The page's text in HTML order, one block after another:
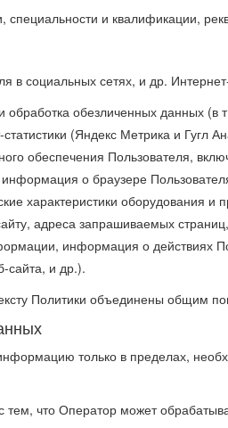
и квалификации,
в социальных сетях, и др.
обезличенных данных (в
(Яндекс Метрика и Гугл
обеспечения Пользователя,
о браузере
характеристики оборудования
адреса запрашиваемых
информация о действиях
сайта, и др.).
Политики объединены общим
только в пределах,
тем, что Оператор может